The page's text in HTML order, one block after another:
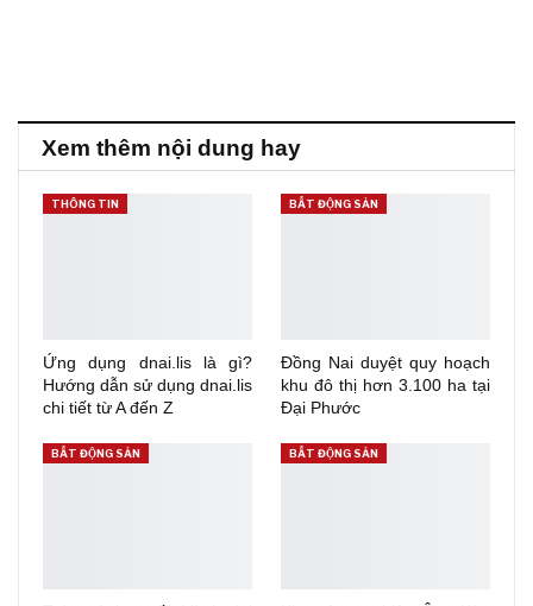
Xem thêm nội dung hay
THÔNG TIN
Ứng dụng dnai.lis là gì?
Hướng dẫn sử dụng dnai.lis
chi tiết từ A đến Z
BẤT ĐỘNG SẢN
Đồng Nai duyệt quy hoạch
khu đô thị hơn 3.100 ha tại
Đại Phước
BẤT ĐỘNG SẢN BẤT ĐỘNG SẢN